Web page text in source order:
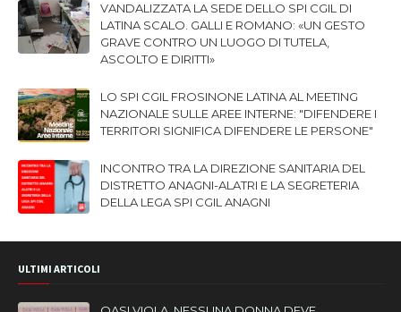
VANDALIZZATA LA SEDE DELLO SPI CGIL DI
LATINA SCALO. GALLI E ROMANO: «UN GESTO
GRAVE CONTRO UN LUOGO DI TUTELA,
ASCOLTO E DIRITTI»
LO SPI CGIL FROSINONE LATINA AL MEETING
NAZIONALE SULLE AREE INTERNE: "DIFENDERE I
TERRITORI SIGNIFICA DIFENDERE LE PERSONE"
INCONTRO TRA LA DIREZIONE SANITARIA DEL
DISTRETTO ANAGNI-ALATRI E LA SEGRETERIA
DELLA LEGA SPI CGIL ANAGNI
ULTIMI ARTICOLI